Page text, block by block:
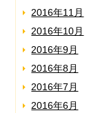
2016年11月
2016年10月
2016年9月
2016年8月
2016年7月
2016年6月